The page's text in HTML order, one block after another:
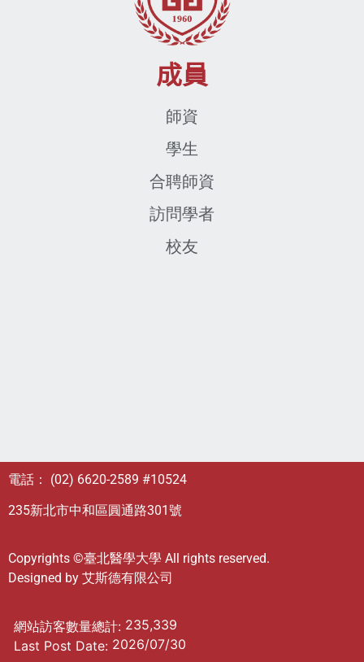
成員
師資
學生
合聘師資
訪問學者
校友
電話： (02) 6620-2589 #10524
235新北市中和區圓通路301號
Copyrights ©臺北醫學大學 All rights reserved.
Designed by 艾斯德有限公司
網站訪客數量總計: 235,339
Last Post Date: 2026/07/30